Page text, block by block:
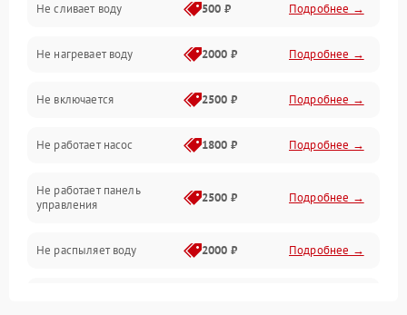
Электропитание
Датчики
Нагрев
Вода
Гигиена
Программное обеспечение
Не сливает воду 500 ₽ Подробнее →
Не нагревает воду 2000 ₽ Подробнее →
Не включается 2500 ₽ Подробнее →
Не работает насос 1800 ₽ Подробнее →
Не работает панель
управления
2500 ₽ Подробнее →
Не распыляет воду 2000 ₽ Подробнее →